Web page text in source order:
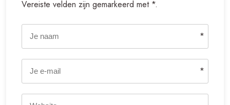
Vereiste velden zijn gemarkeerd met *.
*
*